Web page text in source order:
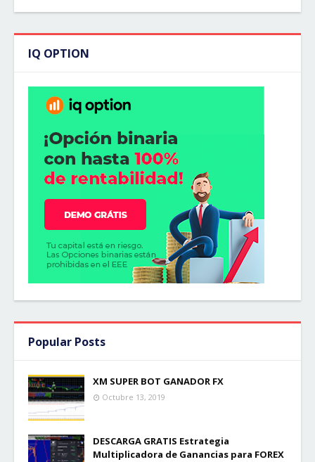
IQ OPTION
Popular Posts
XM SUPER BOT GANADOR FX
Octubre 13, 2019
DESCARGA GRATIS Estrategia
Multiplicadora de Ganancias para FOREX